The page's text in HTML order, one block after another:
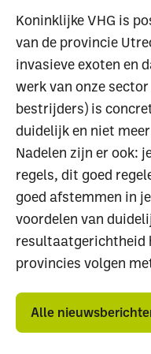
Alle downloads
Koninklijke VHG is
van de provincie
invasieve exoten en
werk van onze
bestrijders) is
duidelijk en niet
Nadelen zijn er ook:
regels, dit goed
goed afstemmen in
voordelen van
resultaatgerichtheid
provincies volgen
Alle
Alle
Alle